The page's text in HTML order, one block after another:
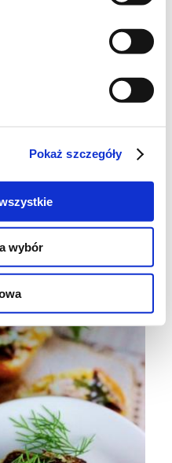
Pokaż szczegóły
wybór
szkl